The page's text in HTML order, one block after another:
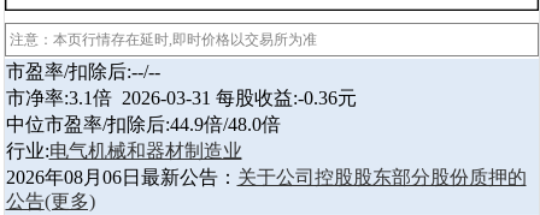
注意：本页行情存在延时,即时价格以交易所为准
市盈率/扣除后:--/--
市净率:3.1倍 2026-03-31 每股收益:-0.36元
中位市盈率/扣除后:44.9倍/48.0倍
行业:电气机械和器材制造业
2026年08月06日最新公告： 关于公司控股股东部分股份质押的
公告(更多)